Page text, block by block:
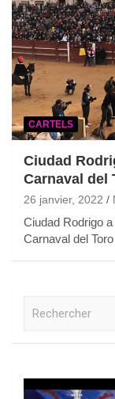
CARTELS
Ciudad
Carnaval del
26 janvier, 2022
Ciudad Rodrigo
Carnaval del
r